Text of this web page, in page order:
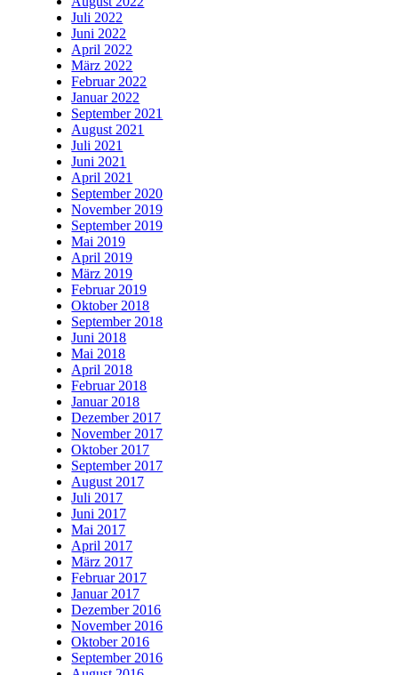
Juli 2022
Juni 2022
April 2022
März 2022
Februar 2022
Januar 2022
September 2021
August 2021
Juli 2021
Juni 2021
April 2021
September 2020
November 2019
September 2019
Mai 2019
April 2019
März 2019
Februar 2019
Oktober 2018
September 2018
Juni 2018
Mai 2018
April 2018
Februar 2018
Januar 2018
Dezember 2017
November 2017
Oktober 2017
September 2017
August 2017
Juli 2017
Juni 2017
Mai 2017
April 2017
März 2017
Februar 2017
Januar 2017
Dezember 2016
November 2016
Oktober 2016
September 2016